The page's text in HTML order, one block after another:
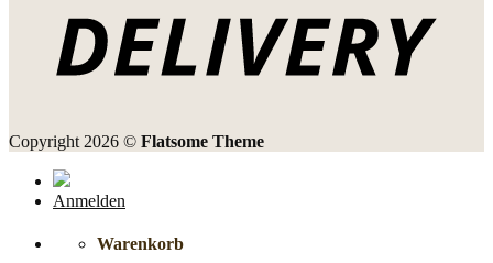
Copyright 2026 © Flatsome Theme
Anmelden
Warenkorb